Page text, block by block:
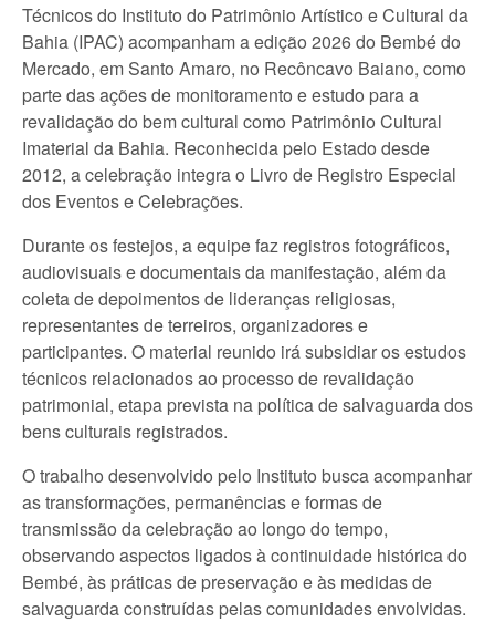
Técnicos do Instituto do Patrimônio Artístico e Cultural da
Bahia (IPAC) acompanham a edição 2026 do Bembé do
Mercado, em Santo Amaro, no Recôncavo Baiano, como
parte das ações de monitoramento e estudo para a
revalidação do bem cultural como Patrimônio Cultural
Imaterial da Bahia. Reconhecida pelo Estado desde
2012, a celebração integra o Livro de Registro Especial
dos Eventos e Celebrações.
Durante os festejos, a equipe faz registros fotográficos,
audiovisuais e documentais da manifestação, além da
coleta de depoimentos de lideranças religiosas,
representantes de terreiros, organizadores e
participantes. O material reunido irá subsidiar os estudos
técnicos relacionados ao processo de revalidação
patrimonial, etapa prevista na política de salvaguarda dos
bens culturais registrados.
O trabalho desenvolvido pelo Instituto busca acompanhar
as transformações, permanências e formas de
transmissão da celebração ao longo do tempo,
observando aspectos ligados à continuidade histórica do
Bembé, às práticas de preservação e às medidas de
salvaguarda construídas pelas comunidades envolvidas.